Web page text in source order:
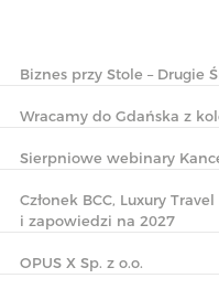
Biznes przy Stole – Drugie
Wracamy do Gdańska z
Sierpniowe webinary
Członek BCC, Luxury
i zapowiedzi na 2027
OPUS X Sp. z o.o.